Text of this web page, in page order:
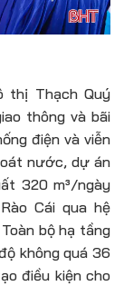
thị Thạch Quý
thông và bãi
điện và viễn
nước, dự án
320 m³/ngày
Cái qua hệ
bộ hạ tầng
không quá 36
điều kiện cho